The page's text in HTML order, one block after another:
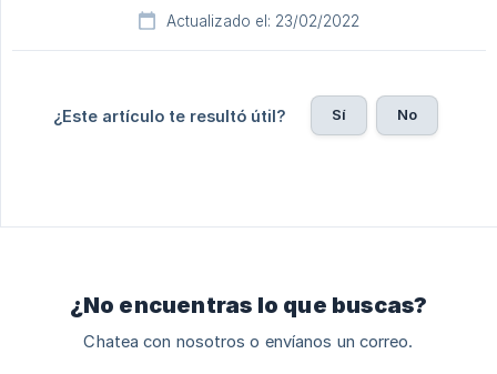
Actualizado el: 23/02/2022
¿Este artículo te resultó útil? Sí No
¿No encuentras lo que buscas?
Chatea con nosotros o envíanos un correo.